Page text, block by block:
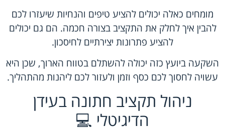
מומחים כאלה יכולים להציע טיפים והנחיות שיעזרו לכם
להבין איך לחלק את התקציב בצורה חכמה. הם גם יכולים
להציע פתרונות יצירתיים לחיסכון.
השקעה ביועץ כזה יכולה להשתלם בטווח הארוך, שכן היא
עשויה לחסוך לכם כסף וזמן ולעזור לכם ליהנות מהתהליך.
ניהול תקציב חתונה בעידן
הדיגיטלי 💻